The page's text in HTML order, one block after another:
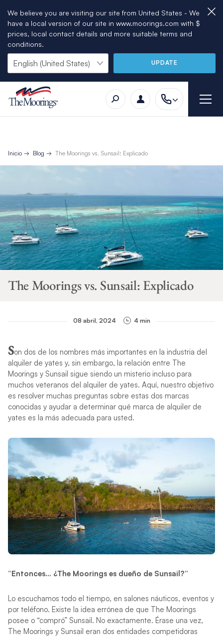
We believe you are visiting our site from United States - We
have a local version of our site in www.moorings.com with $
prices, local contact details and more suitable terms and
conditions.
UPDATE
Inicio Blog The Moorings vs. Sunsail: Explicado
The Moorings vs. Sunsail: Explicado
08 abril, 2024 4 min
Son dos de los nombres más importantes en la industria del
alquiler de yates y, sin embargo, la relación entre The
Moorings y Sunsail sigue siendo un misterio incluso para
muchos veteranos del alquiler de yates. Aquí, nuestro objetivo
es resolver muchas preguntas sobre estas dos marcas
conocidas y ayudar a determinar qué marca de alquiler de
yates es la más adecuada para usted.
“Entonces… ¿The Moorings es dueño de Sunsail?”
Lo escuchamos todo el tiempo, en salones náuticos, eventos y
por teléfono. Existe la idea errónea de que The Moorings
posee o “compró” Sunsail. No exactamente. Érase una vez,
The Moorings y Sunsail eran dos entidades competidoras